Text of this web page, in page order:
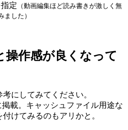
定 （動画編集ほど読み書きが激しく無
ました）
操作感が良くなって
にしてみてください。
載。キャッシュファイル用途な
けてみるのもアリかと。